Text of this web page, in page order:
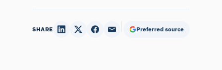
SHARE Preferred source